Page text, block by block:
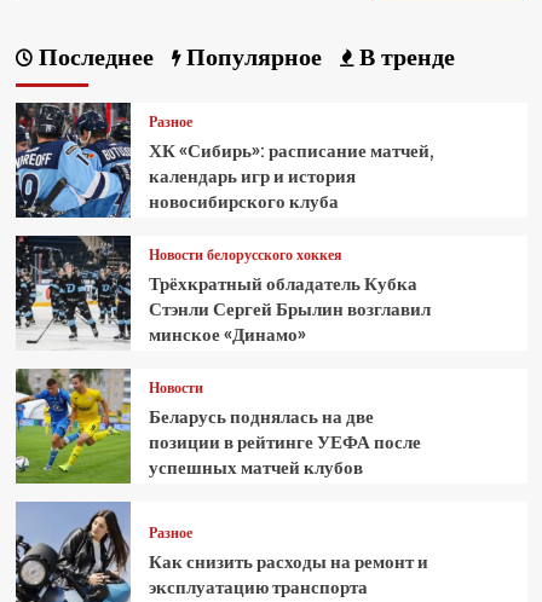
Последнее Популярное В тренде
Разное
ХК «Сибирь»: расписание матчей,
календарь игр и история
новосибирского клуба
Новости белорусского хоккея
Трёхкратный обладатель Кубка
Стэнли Сергей Брылин возглавил
минское «Динамо»
Новости
Беларусь поднялась на две
позиции в рейтинге УЕФА после
успешных матчей клубов
Разное
Как снизить расходы на ремонт и
эксплуатацию транспорта